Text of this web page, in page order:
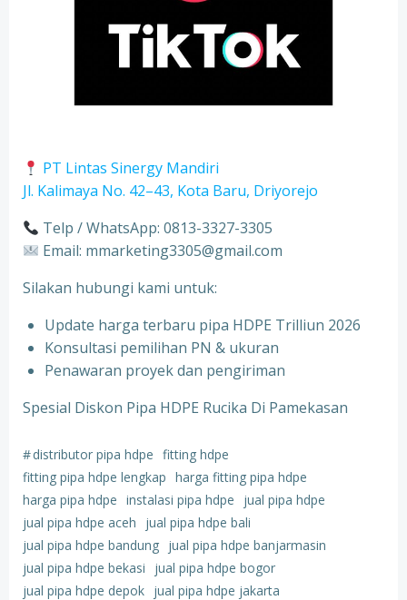
PT Lintas Sinergy Mandiri
Jl. Kalimaya No. 42–43, Kota Baru, Driyorejo
Telp / WhatsApp: 0813-3327-3305
Email: mmarketing3305@gmail.com
Silakan hubungi kami untuk:
Update harga terbaru pipa HDPE Trilliun 2026
Konsultasi pemilihan PN & ukuran
⁠Penawaran proyek dan pengiriman
Spesial Diskon Pipa HDPE Rucika Di Pamekasan
#distributor pipa hdpe fitting hdpe
fitting pipa hdpe lengkap harga fitting pipa hdpe
harga pipa hdpe instalasi pipa hdpe
jual pipa hdpe
jual pipa hdpe aceh
jual pipa hdpe bali
jual pipa hdpe bandung jual pipa hdpe banjarmasin
jual pipa hdpe bekasi
jual pipa hdpe bogor
jual pipa hdpe depok jual pipa hdpe jakarta